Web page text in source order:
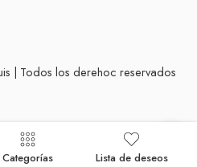
| Todos los derehoc reservados
Categorías Lista de deseos